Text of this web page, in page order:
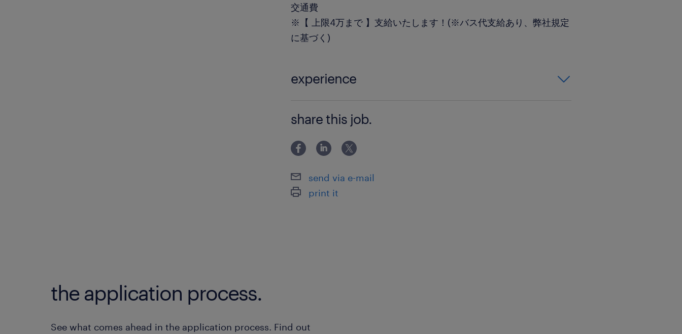
交通費
※【 上限4万まで 】支給いたします！(※バス代支給あり、弊社規定
に基づく)
experience
の英語経験 ◆プロジェクト管理経験 ◆VBA, Alteryx,
Power Automate, Salesforce, Domo, Python
share this job.
send via e-mail
print it
the application process.
See what comes ahead in the application process. Find out